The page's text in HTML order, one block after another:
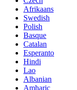
Afrikaans
Swedish
Polish
Basque
Catalan
Esperanto
Hindi
Lao
Albanian
Amharic